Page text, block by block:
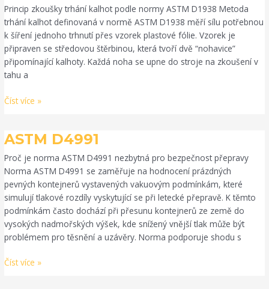
Princip zkoušky trhání kalhot podle normy ASTM D1938 Metoda
trhání kalhot definovaná v normě ASTM D1938 měří sílu potřebnou
k šíření jednoho trhnutí přes vzorek plastové fólie. Vzorek je
připraven se středovou štěrbinou, která tvoří dvě “nohavice”
připomínající kalhoty. Každá noha se upne do stroje na zkoušení v
tahu a
Číst více »
ASTM D4991
Proč je norma ASTM D4991 nezbytná pro bezpečnost přepravy
Norma ASTM D4991 se zaměřuje na hodnocení prázdných
pevných kontejnerů vystavených vakuovým podmínkám, které
simulují tlakové rozdíly vyskytující se při letecké přepravě. K těmto
podmínkám často dochází při přesunu kontejnerů ze země do
vysokých nadmořských výšek, kde snížený vnější tlak může být
problémem pro těsnění a uzávěry. Norma podporuje shodu s
ASTM
Číst více »